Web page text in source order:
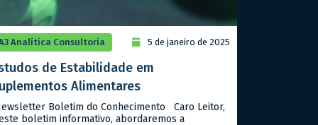
Analítica Consultoria 5 de janeiro de 2025
de Estabilidade em
Alimentares
Boletim do Conhecimento Caro Leitor,
boletim informativo, abordaremos a